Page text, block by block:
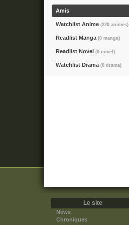
Amis
Watchlist Anime (220 animes)
Readlist Manga (0 manga)
Readlist Novel (0 novel)
Watchlist Drama (0 drama)
Le site
News
Chroniques